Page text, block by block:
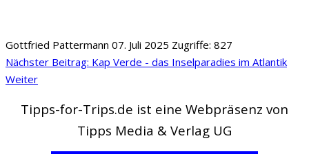
Gottfried Pattermann 07. Juli 2025 Zugriffe: 827
Nächster Beitrag: Kap Verde - das Inselparadies im Atlantik
Weiter
Tipps-for-Trips.de ist eine Webpräsenz von
Tipps Media & Verlag UG